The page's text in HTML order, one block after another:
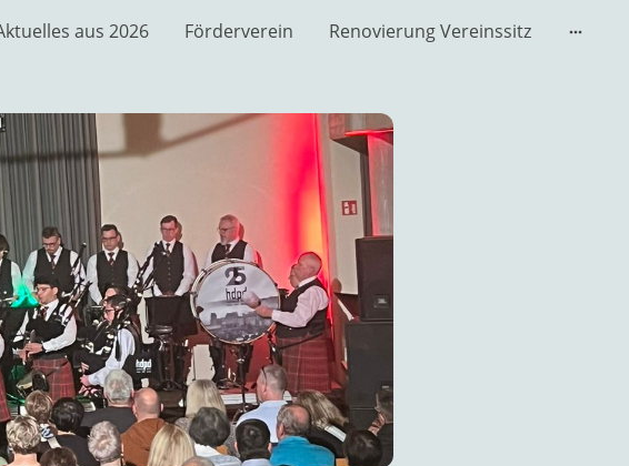
aus 2026 Förderverein Renovierung Vereinssitz